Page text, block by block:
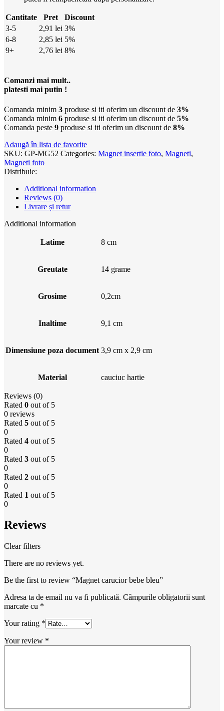
Cantitate Pret
Discount
3-5
2,91 lei 3%
6-8
2,85 lei 5%
9+
2,76 lei 8%
Comanzi mai mult..
platesti mai putin !
Comanda minim 3 produse si iti oferim un discount de 3%
Comanda minim 6 produse si iti oferim un discount de 5%
Comanda peste 9 produse si iti oferim un discount de 8%
Adaugă în lista de favorite
SKU: GP-MG52 Categories: Magnet insertie foto, Magneti,
Magneti foto
Distribuie:
Additional information
Reviews (0)
Livrare și retur
Additional information
Latime 8 cm
Greutate 14 grame
Grosime 0,2cm
Inaltime 9,1 cm
Dimensiune poza document 3,9 cm x 2,9 cm
Material cauciuc hartie
Reviews (0)
Rated 0 out of 5
0 reviews
Rated 5 out of 5
0
Rated 4 out of 5
0
Rated 3 out of 5
0
Rated 2 out of 5
0
Rated 1 out of 5
0
Reviews
Clear filters
There are no reviews yet.
Be the first to review “Magnet carucior bebe bleu”
Adresa ta de email nu va fi publicată. Câmpurile obligatorii sunt
marcate cu *
Your rating *
Your review *